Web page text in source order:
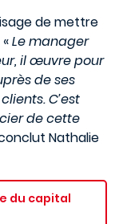
de mettre
Le manager
il œuvre pour
de ses
C’est
de cette
Nathalie
du capital